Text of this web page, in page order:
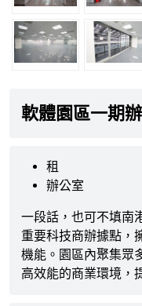
軟體園區一期
租
辦公室
一段話，也可不填南
重要科技商辦據點，
機能。園區內聚集眾
高效能的商業環境，